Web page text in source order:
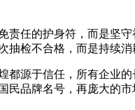
任的护身符，而是坚
检不合格，而是持续消
源于信任，所有企业
品牌名号，再庞大的